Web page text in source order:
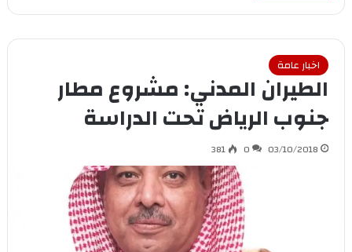
اخبار عامة
الطيران المدني: مشروع مطار
جنوب الرياض تحت الدراسة
03/10/2018
0
381